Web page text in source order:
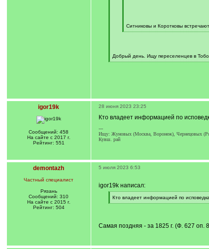
Ситниковы и Коротковы
[
Добрый день. Ищу переселенцев в
[
igor19k
Сообщений: 458
На сайте с 2017 г.
Рейтинг: 551
28 июня 2023 23:25
Кто владеет информацией по
---
Ищу: Жуновых (Москва, Воронеж), Чернецовых
Кувш. рай
demontazh
Частный специалист
Рязань
Сообщений: 310
На сайте с 2015 г.
Рейтинг: 504
5 июля 2023 6:53
igor19k написал:
[
q
Кто владеет информацией по
[
Самая поздняя - за 1825 г. (Ф. 627 оп.